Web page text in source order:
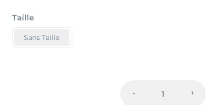
Taille
Sans Taille
- +